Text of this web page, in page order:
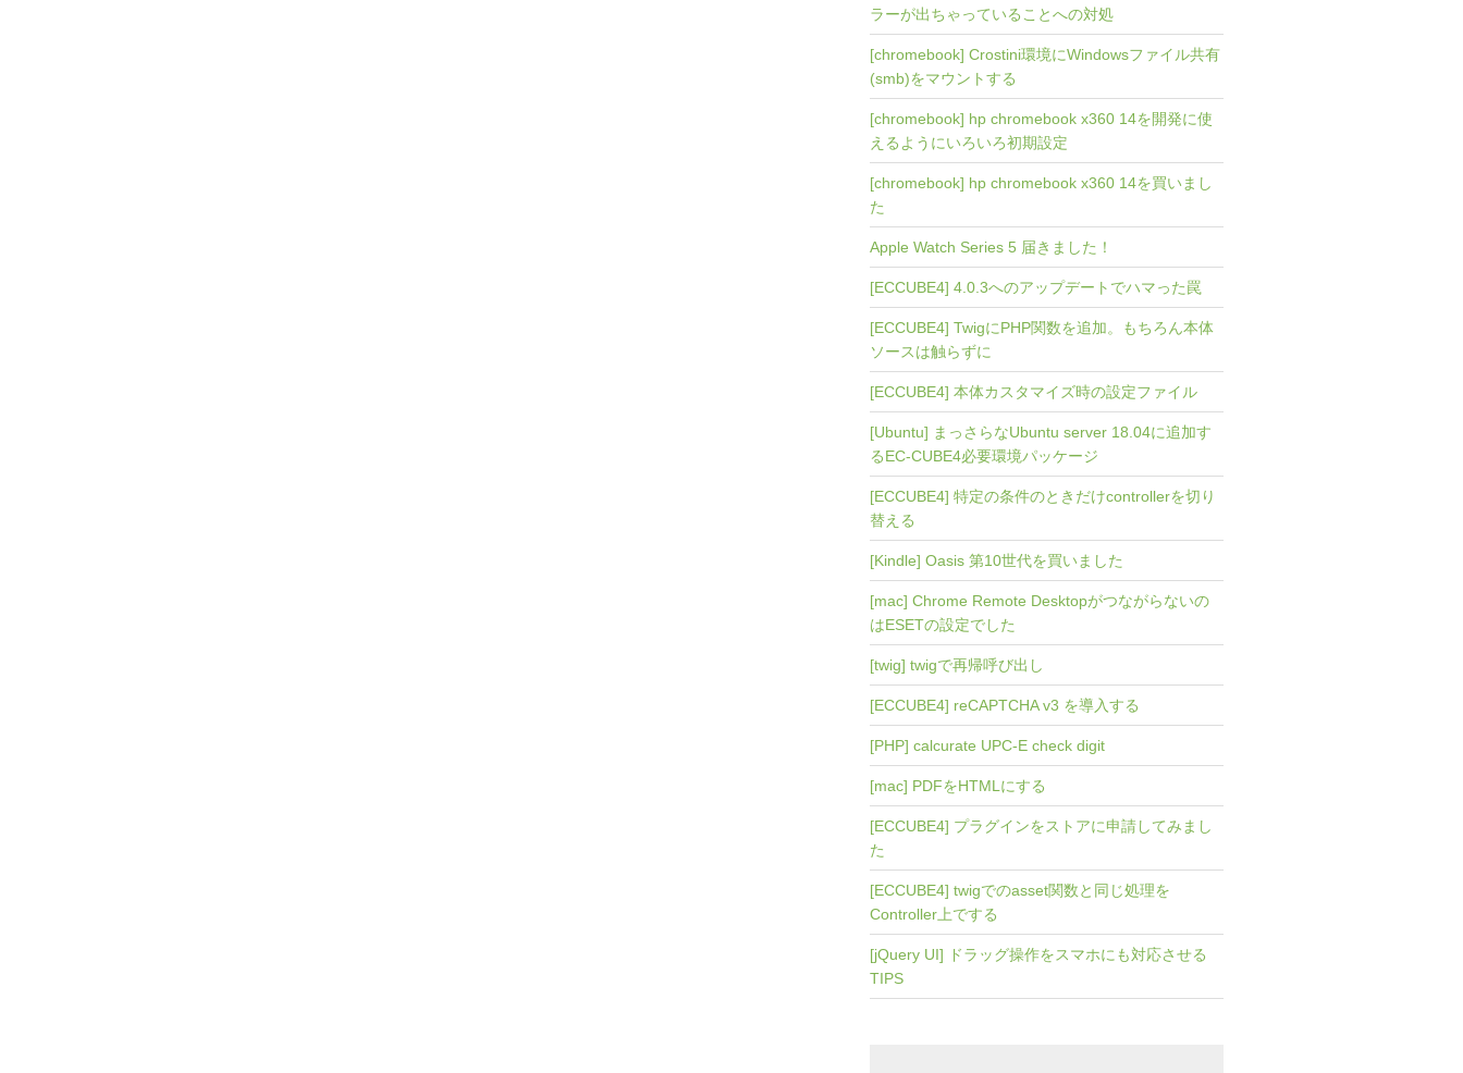
ラーが出ちゃっていることへの対処
[chromebook] Crostini環境にWindowsファイル共有
(smb)をマウントする
[chromebook] hp chromebook x360 14を開発に使
えるようにいろいろ初期設定
[chromebook] hp chromebook x360 14を買いまし
た
Apple Watch Series 5 届きました！
[ECCUBE4] 4.0.3へのアップデートでハマった罠
[ECCUBE4] TwigにPHP関数を追加。もちろん本体
ソースは触らずに
[ECCUBE4] 本体カスタマイズ時の設定ファイル
[Ubuntu] まっさらなUbuntu server 18.04に追加す
るEC-CUBE4必要環境パッケージ
[ECCUBE4] 特定の条件のときだけcontrollerを切り
替える
[Kindle] Oasis 第10世代を買いました
[mac] Chrome Remote Desktopがつながらないの
はESETの設定でした
[twig] twigで再帰呼び出し
[ECCUBE4] reCAPTCHA v3 を導入する
[PHP] calcurate UPC-E check digit
[mac] PDFをHTMLにする
[ECCUBE4] プラグインをストアに申請してみまし
た
[ECCUBE4] twigでのasset関数と同じ処理を
Controller上でする
[jQuery UI] ドラッグ操作をスマホにも対応させる
TIPS